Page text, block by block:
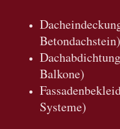
Betondachstein)
Balkone)
Systeme)